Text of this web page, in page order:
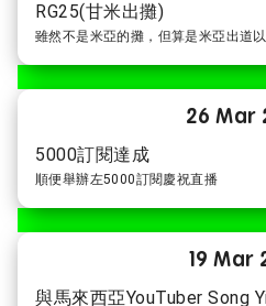
RG25(甘米出攤)
雖然不是米亞的攤，但算是米亞出道
26 Mar
5000訂閱達成
順便舉辦左5000訂閱慶祝直播
19 Mar
與馬來西亞YouTuber Song